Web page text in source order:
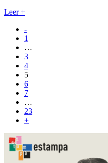
Leer+
-
1
…
3
4
5
6
7
…
23
+